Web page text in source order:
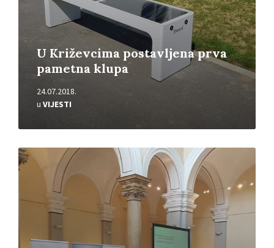
U Križevcima postavljena prva
pametna klupa
24.07.2018.
u VIJESTI
Pročitajte
više